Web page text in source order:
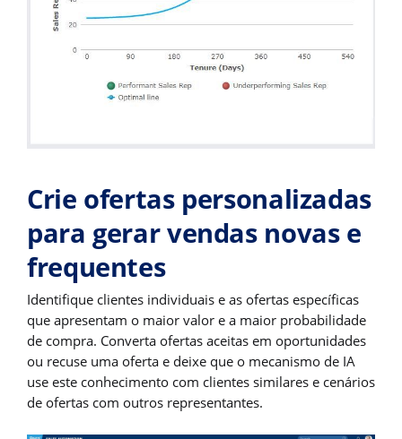
Crie ofertas personalizadas
para gerar vendas novas e
frequentes
Identifique clientes individuais e as ofertas específicas
que apresentam o maior valor e a maior probabilidade
de compra. Converta ofertas aceitas em oportunidades
ou recuse uma oferta e deixe que o mecanismo de IA
use este conhecimento com clientes similares e cenários
de ofertas com outros representantes.